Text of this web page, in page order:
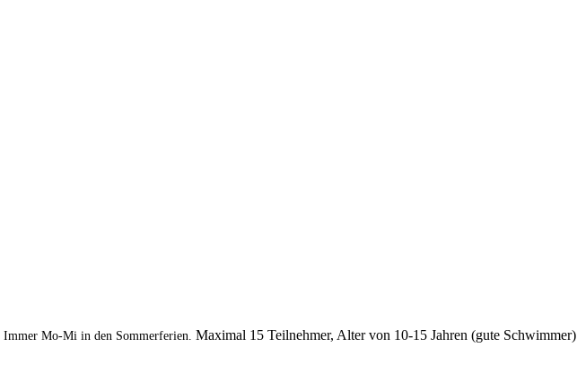
Immer Mo-Mi in den Sommerferien. Maximal 15 Teilnehmer, Alter von 10-15 Jahren (gute Schwimmer)